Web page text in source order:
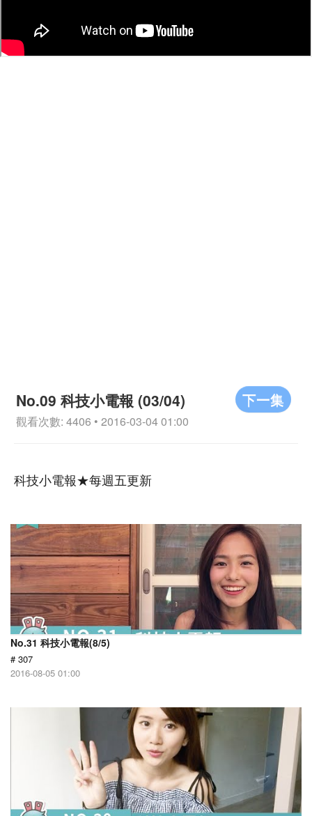
下一集
No.09 科技小電報 (03/04)
觀看次數: 4406 • 2016-03-04 01:00
科技小電報★每週五更新
No.31 科技小電報(8/5)
# 307
2016-08-05 01:00